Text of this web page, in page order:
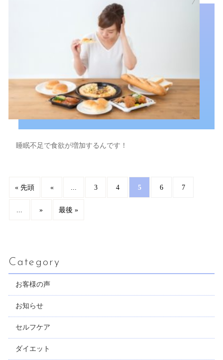
睡眠不足で食欲が増加するんです！
« 先頭 « ... 3 4 5 6 7
» 最後 »
Category
お客様の声
お知らせ
セルフケア
ダイエット